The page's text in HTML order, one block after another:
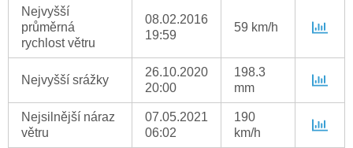
Nejvyšší
průměrná
rychlost větru
08.02.2016
19:59
59 km/h
Nejvyšší srážky
26.10.2020
20:00
198.3
mm
Nejsilnější náraz
větru
07.05.2021
06:02
190
km/h